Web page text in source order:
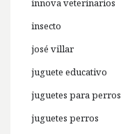
innova veterinarios
insecto
josé villar
juguete educativo
juguetes para perros
juguetes perros